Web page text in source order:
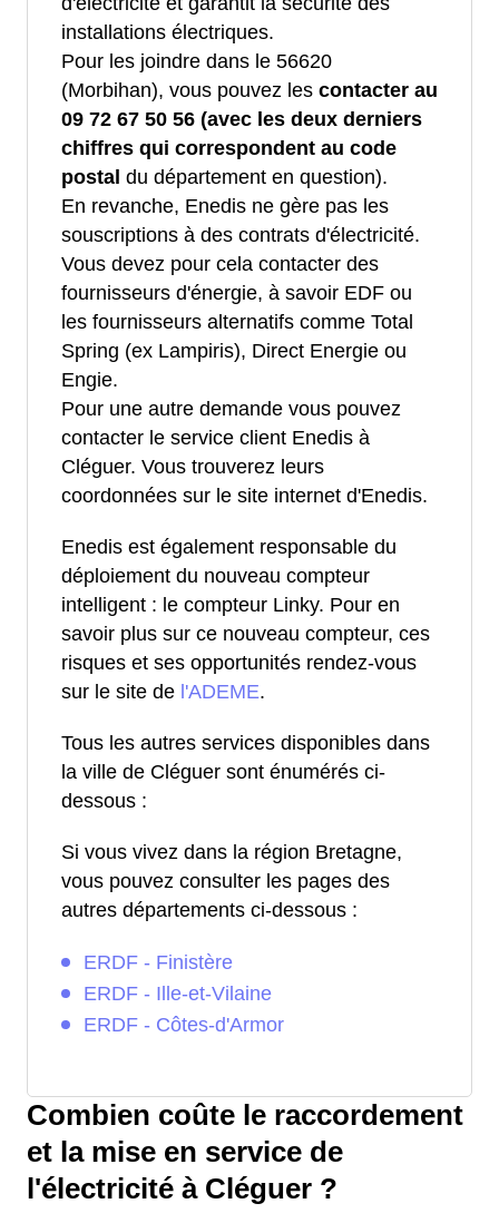
installations électriques.
Pour les joindre dans le 56620
(Morbihan), vous pouvez les contacter au
09 72 67 50 56 (avec les deux derniers
chiffres qui correspondent au code
postal du département en question).
En revanche, Enedis ne gère pas les
souscriptions à des contrats d'électricité.
Vous devez pour cela contacter des
fournisseurs d'énergie, à savoir EDF ou
les fournisseurs alternatifs comme Total
Spring (ex Lampiris), Direct Energie ou
Engie.
Pour une autre demande vous pouvez
contacter le service client Enedis à
Cléguer. Vous trouverez leurs
coordonnées sur le site internet d'Enedis.
Enedis est également responsable du
déploiement du nouveau compteur
intelligent : le compteur Linky. Pour en
savoir plus sur ce nouveau compteur, ces
risques et ses opportunités rendez-vous
sur le site de l'ADEME.
Tous les autres services disponibles dans
la ville de Cléguer sont énumérés ci-
dessous :
Si vous vivez dans la région Bretagne,
vous pouvez consulter les pages des
autres départements ci-dessous :
ERDF - Finistère
ERDF - Ille-et-Vilaine
ERDF - Côtes-d'Armor
Combien coûte le raccordement
et la mise en service de
l'électricité à Cléguer ?